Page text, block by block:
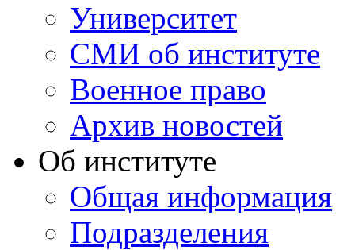
Университет
СМИ об институте
Военное право
Архив новостей
Об институте
Общая информация
Подразделения